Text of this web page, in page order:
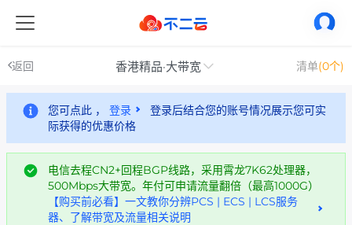
返回 香港精品·大带宽 清单(0个)
您可点此 ， 登录
登录后结合您的账号情况展示您可实
际获得的优惠价格
电信去程CN2+回程BGP线路，采用霄龙7K62处理器，
500Mbps大带宽。年付可申请流量翻倍（最高1000G）
【购买前必看】一文教你分辨PCS | ECS | LCS服务
器、了解带宽及流量相关说明